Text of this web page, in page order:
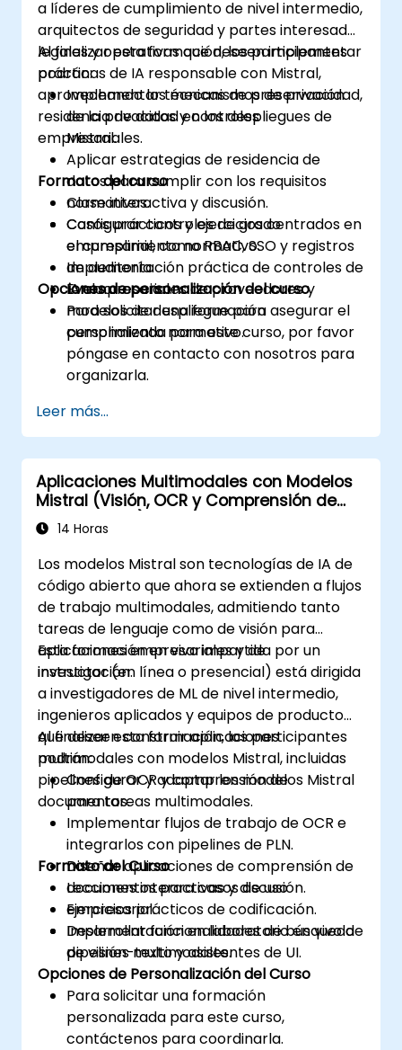
a líderes de cumplimiento de nivel intermedio,
arquitectos de seguridad y partes interesadas
legales y operativas que deseen implementar
prácticas de IA responsable con Mistral,
aprovechando los mecanismos de privacidad,
residencia de datos y controles
empresariales.
Al finalizar esta formación, los participantes
podrán:
Implementar técnicas de preservación
de la privacidad en los despliegues de
Mistral.
Aplicar estrategias de residencia de
datos para cumplir con los requisitos
normativos.
Configurar controles de grado
empresarial, como RBAC, SSO y registros
de auditoría.
Evaluar opciones de proveedores y
modelos de despliegue para asegurar el
cumplimiento normativo.
Formato del curso
Clase interactiva y discusión.
Casos prácticos y ejercicios centrados en
el cumplimiento normativo.
Implementación práctica de controles de
IA empresarial.
Opciones de personalización del curso
Para solicitar una formación
personalizada para este curso, por favor
póngase en contacto con nosotros para
organizarla.
Leer más...
Aplicaciones Multimodales con Modelos
Mistral (Visión, OCR y Comprensión de
Documentos)
14 Horas
Los modelos Mistral son tecnologías de IA de
código abierto que ahora se extienden a flujos
de trabajo multimodales, admitiendo tanto
tareas de lenguaje como de visión para
aplicaciones empresariales y de
investigación.
Esta formación en vivo impartida por un
instructor (en línea o presencial) está dirigida
a investigadores de ML de nivel intermedio,
ingenieros aplicados y equipos de producto
que deseen construir aplicaciones
multimodales con modelos Mistral, incluidas
pipelines de OCR y comprensión de
documentos.
Al finalizar esta formación, los participantes
podrán:
Configurar y adaptar los modelos Mistral
para tareas multimodales.
Implementar flujos de trabajo de OCR e
integrarlos con pipelines de PLN.
Diseñar aplicaciones de comprensión de
documentos para casos de uso
empresarial.
Desarrollar funcionalidades de búsqueda
de visión-texto y asistentes de UI.
Formato del Curso
Lecciones interactivas y discusión.
Ejercicios prácticos de codificación.
Implementación en laboratorio en vivo de
pipelines multimodales.
Opciones de Personalización del Curso
Para solicitar una formación
personalizada para este curso,
contáctenos para coordinarla.